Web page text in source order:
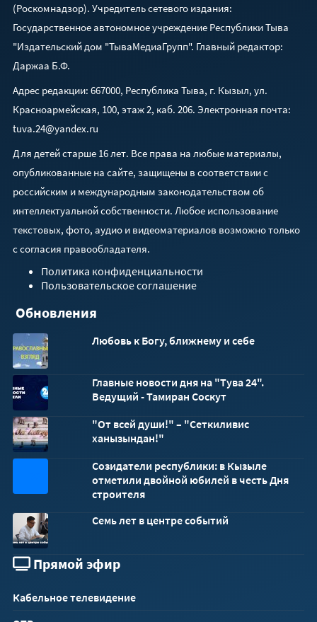
(Роскомнадзор). Учредитель сетевого издания:
Государственное автономное учреждение Республики Тыва
"Издательский дом "ТываМедиаГрупп". Главный редактор:
Даржаа Б.Ф.
Адрес редакции: 667000, Республика Тыва, г. Кызыл, ул.
Красноармейская, 100, этаж 2, каб. 206. Электронная почта:
tuva.24@yandex.ru
Для детей старше 16 лет. Все права на любые материалы,
опубликованные на сайте, защищены в соответствии с
российским и международным законодательством об
интеллектуальной собственности. Любое использование
текстовых, фото, аудио и видеоматериалов возможно только
с согласия правообладателя.
Политика конфиденциальности
Пользовательское соглашение
Обновления
Любовь к Богу, ближнему и себе
Главные новости дня на "Тува 24".
Ведущий - Тамиран Соскут
"От всей души!" – "Сеткиливис
ханызындан!"
Созидатели республики: в Кызыле
отметили двойной юбилей в честь Дня
строителя
Семь лет в центре событий
Прямой эфир
Кабельное телевидение